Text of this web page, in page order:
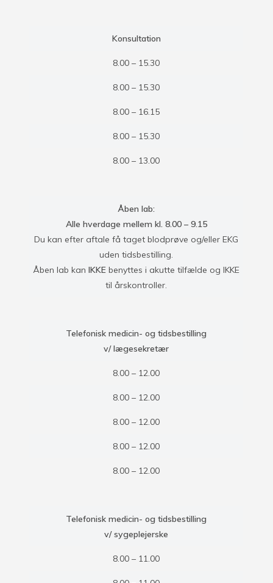
Konsultation
8.00 – 15.30
8.00 – 15.30
8.00 – 16.15
8.00 – 15.30
8.00 – 13.00
Åben lab:
Alle hverdage mellem kl. 8.00 – 9.15
Du kan efter aftale få taget blodprøve og/eller EKG
uden tidsbestilling.
Åben lab kanIKKE benyttes i akutte tilfælde og IKKE
til årskontroller.
Telefonisk medicin- og tidsbestilling
v/ lægesekretær
8.00 – 12.00
8.00 – 12.00
8.00 – 12.00
8.00 – 12.00
8.00 – 12.00
Telefonisk medicin- og tidsbestilling
v/ sygeplejerske
8.00 – 11.00